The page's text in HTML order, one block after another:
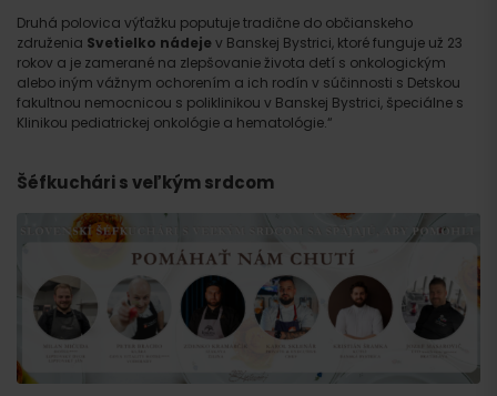
Druhá polovica výťažku poputuje tradične do občianskeho
združenia Svetielko nádejev Banskej Bystrici, ktoré funguje už 23
rokov a je zamerané na zlepšovanie života detí s onkologickým
alebo iným vážnym ochorením a ich rodín v súčinnosti s Detskou
fakultnou nemocnicou s poliklinikou v Banskej Bystrici, špeciálne s
Klinikou pediatrickej onkológie a hematológie.“
Šéfkuchári s veľkým srdcom